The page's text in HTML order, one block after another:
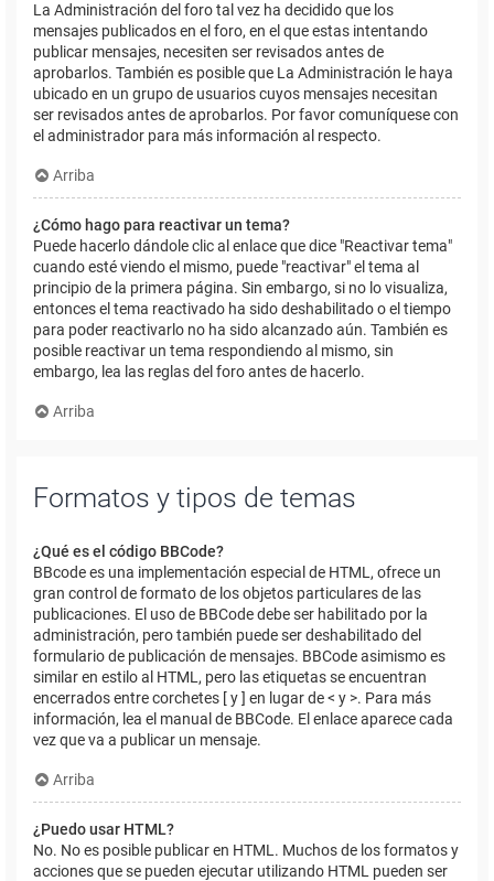
La Administración del foro tal vez ha decidido que los
mensajes publicados en el foro, en el que estas intentando
publicar mensajes, necesiten ser revisados antes de
aprobarlos. También es posible que La Administración le haya
ubicado en un grupo de usuarios cuyos mensajes necesitan
ser revisados antes de aprobarlos. Por favor comuníquese con
el administrador para más información al respecto.
Arriba
¿Cómo hago para reactivar un tema?
Puede hacerlo dándole clic al enlace que dice "Reactivar tema"
cuando esté viendo el mismo, puede "reactivar" el tema al
principio de la primera página. Sin embargo, si no lo visualiza,
entonces el tema reactivado ha sido deshabilitado o el tiempo
para poder reactivarlo no ha sido alcanzado aún. También es
posible reactivar un tema respondiendo al mismo, sin
embargo, lea las reglas del foro antes de hacerlo.
Arriba
Formatos y tipos de temas
¿Qué es el código BBCode?
BBcode es una implementación especial de HTML, ofrece un
gran control de formato de los objetos particulares de las
publicaciones. El uso de BBCode debe ser habilitado por la
administración, pero también puede ser deshabilitado del
formulario de publicación de mensajes. BBCode asimismo es
similar en estilo al HTML, pero las etiquetas se encuentran
encerrados entre corchetes [ y ] en lugar de < y >. Para más
información, lea el manual de BBCode. El enlace aparece cada
vez que va a publicar un mensaje.
Arriba
¿Puedo usar HTML?
No. No es posible publicar en HTML. Muchos de los formatos y
acciones que se pueden ejecutar utilizando HTML pueden ser